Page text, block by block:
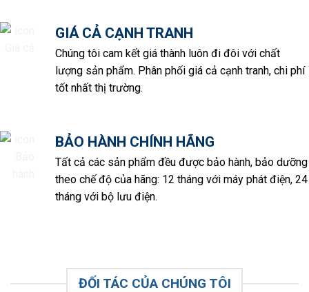
GIÁ CẢ CẠNH TRANH
Chúng tôi cam kết giá thành luôn đi đôi với chất
lượng sản phẩm. Phân phối giá cả cạnh tranh, chi phí
tốt nhất thị trường.
BẢO HÀNH CHÍNH HÃNG
Tất cả các sản phẩm đều được bảo hành, bảo dưỡng
theo chế độ của hãng: 12 tháng với máy phát điện, 24
tháng với bộ lưu điện.
ĐỐI TÁC CỦA CHÚNG TÔI